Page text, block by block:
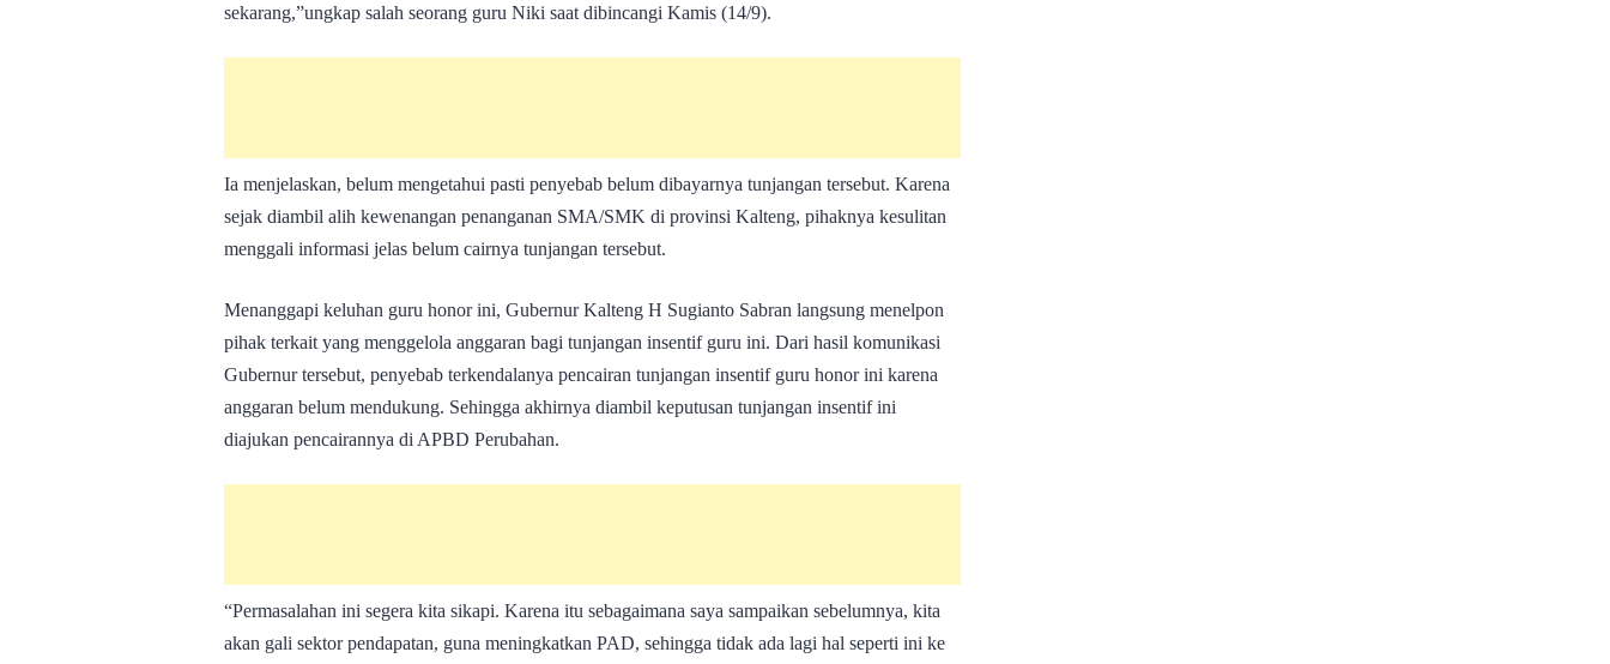
sekarang,”ungkap salah seorang guru Niki saat dibincangi Kamis (14/9).
Ia menjelaskan, belum mengetahui pasti penyebab belum dibayarnya tunjangan tersebut. Karena
sejak diambil alih kewenangan penanganan SMA/SMK di provinsi Kalteng, pihaknya kesulitan
menggali informasi jelas belum cairnya tunjangan tersebut.
Menanggapi keluhan guru honor ini, Gubernur Kalteng H Sugianto Sabran langsung menelpon
pihak terkait yang menggelola anggaran bagi tunjangan insentif guru ini. Dari hasil komunikasi
Gubernur tersebut, penyebab terkendalanya pencairan tunjangan insentif guru honor ini karena
anggaran belum mendukung. Sehingga akhirnya diambil keputusan tunjangan insentif ini
diajukan pencairannya di APBD Perubahan.
“Permasalahan ini segera kita sikapi. Karena itu sebagaimana saya sampaikan sebelumnya, kita
akan gali sektor pendapatan, guna meningkatkan PAD, sehingga tidak ada lagi hal seperti ini ke